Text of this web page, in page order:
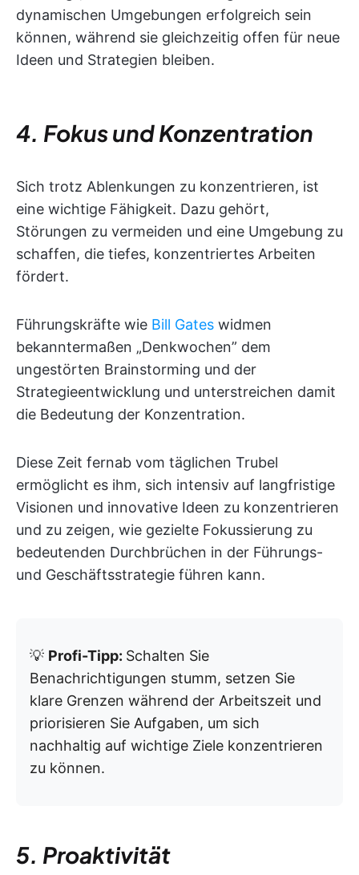
dynamischen Umgebungen erfolgreich sein
können, während sie gleichzeitig offen für neue
Ideen und Strategien bleiben.
4. Fokus und Konzentration
Sich trotz Ablenkungen zu konzentrieren, ist
eine wichtige Fähigkeit. Dazu gehört,
Störungen zu vermeiden und eine Umgebung zu
schaffen, die tiefes, konzentriertes Arbeiten
fördert.
Führungskräfte wie Bill Gates widmen
bekanntermaßen „Denkwochen” dem
ungestörten Brainstorming und der
Strategieentwicklung und unterstreichen damit
die Bedeutung der Konzentration.
Diese Zeit fernab vom täglichen Trubel
ermöglicht es ihm, sich intensiv auf langfristige
Visionen und innovative Ideen zu konzentrieren
und zu zeigen, wie gezielte Fokussierung zu
bedeutenden Durchbrüchen in der Führungs-
und Geschäftsstrategie führen kann.
💡 Profi-Tipp: Schalten Sie
Benachrichtigungen stumm, setzen Sie
klare Grenzen während der Arbeitszeit und
priorisieren Sie Aufgaben, um sich
nachhaltig auf wichtige Ziele konzentrieren
zu können.
5. Proaktivität